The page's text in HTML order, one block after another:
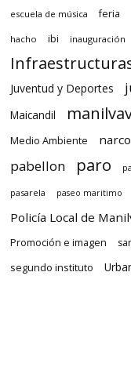
escuela de música feria
hacho ibi inauguración
Juventud y Deportes
Maicandil
Medio Ambiente
pabellon paro
pasarela paseo maritimo
Policía Local de
Promoción e imagen
segundo instituto